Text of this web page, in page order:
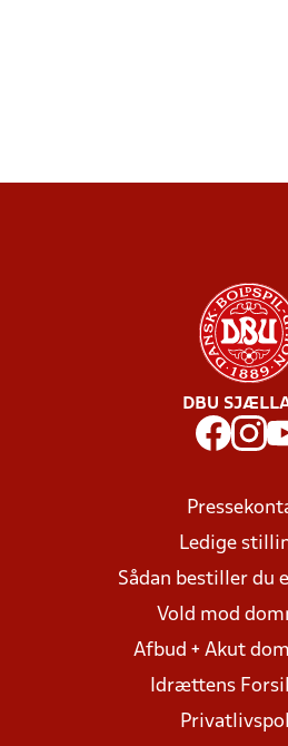
DBU
Ledige
Sådan bestiller du
Vold mod
Afbud + Akut
Idrættens